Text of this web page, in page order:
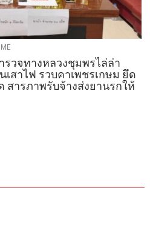
วจทางหลวงชุมพรไล่ล่า
สาไฟ รวบคาเพชรเกษม ยึด
สารภาพรับจ้างส่งยานรกให้